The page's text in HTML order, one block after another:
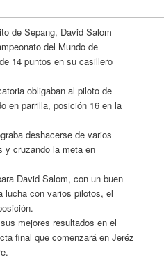
de Sepang, David Salom
del Mundo de
14 puntos en su casillero
obligaban al piloto de
en parrilla, posición 16 en la
deshacerse de varios
y cruzando la meta en
David Salom, con un buen
lucha con varios pilotos, el
mejores resultados en el
final que comenzará en Jeréz